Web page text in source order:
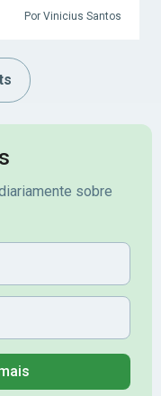
Por Vinicius Santos
sobre